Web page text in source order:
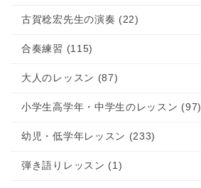
古賀稔宏先生の演奏 (22)
合奏練習 (115)
大人のレッスン (87)
小学生高学年・中学生のレッスン (97)
幼児・低学年レッスン (233)
弾き語りレッスン (1)